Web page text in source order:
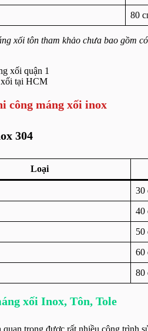
80
xối tôn tham khảo chưa bao gồm
xối tại HCM
công máng xối inox
304
Loại
30
40
50
60
80
xối Inox, Tôn, Tole
trọng được rất nhiều công trình